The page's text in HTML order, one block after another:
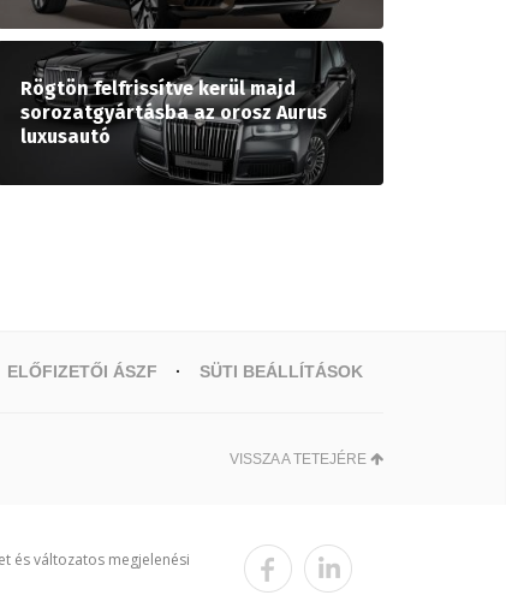
Rögtön felfrissítve kerül majd
sorozatgyártásba az orosz Aurus
luxusautó
ELŐFIZETŐI ÁSZF SÜTI BEÁLLÍTÁSOK
VISSZA A TETEJÉRE
és változatos megjelenési